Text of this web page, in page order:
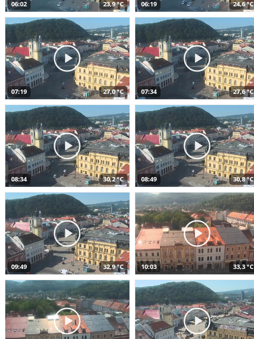
06:02 23,9 °C 06:19 24,6 °C
07:19 27,0 °C 07:34 27,6 °C
08:34 30,2 °C 08:49 30,8 °C
09:49 32,9 °C 10:03 33,3 °C